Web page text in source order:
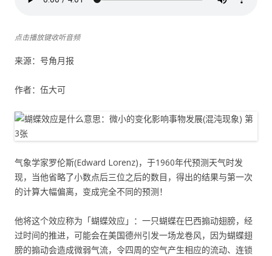
点击播放键收听音频
来源：号角月报
作者：伍大可
气象学家罗伦斯(Edward Lorenz)，于1960年代预测天气时发
现，当他省略了小数点后三位之后的数目，得出的结果与第一次
的计算大幅偏离，变成完全不同的预测！
他将这个效应称为「蝴蝶效应」：一只蝴蝶在巴西搧动翅膀，经
过时间的推进，可能会在美国德州引发一场龙卷风，因为蝴蝶翅
膀的搧动会造成微弱气流，令四周的空气产生相应的流动、连锁